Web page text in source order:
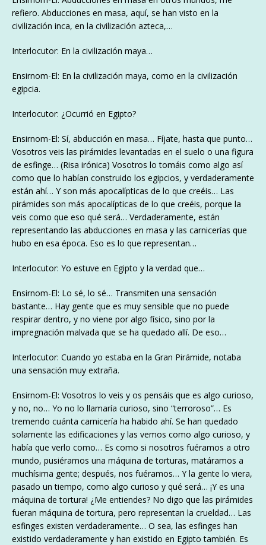
refiero. Abducciones en masa, aquí, se han visto en la
civilización inca, en la civilización azteca,…
Interlocutor: En la civilización maya…
Ensirnom-El: En la civilización maya, como en la civilización
egipcia.
Interlocutor: ¿Ocurrió en Egipto?
Ensirnom-El: Sí, abducción en masa… Fíjate, hasta que punto…
Vosotros veis las pirámides levantadas en el suelo o una figura
de esfinge… (Risa irónica) Vosotros lo tomáis como algo así
como que lo habían construido los egipcios, y verdaderamente
están ahí… Y son más apocalípticas de lo que creéis… Las
pirámides son más apocalípticas de lo que creéis, porque la
veis como que eso qué será… Verdaderamente, están
representando las abducciones en masa y las carnicerías que
hubo en esa época. Eso es lo que representan…
Interlocutor: Yo estuve en Egipto y la verdad que…
Ensirnom-El: Lo sé, lo sé… Transmiten una sensación
bastante… Hay gente que es muy sensible que no puede
respirar dentro, y no viene por algo físico, sino por la
impregnación malvada que se ha quedado allí. De eso…
Interlocutor: Cuando yo estaba en la Gran Pirámide, notaba
una sensación muy extraña.
Ensirnom-El: Vosotros lo veis y os pensáis que es algo curioso,
y no, no… Yo no lo llamaría curioso, sino “terroroso”… Es
tremendo cuánta carnicería ha habido ahí. Se han quedado
solamente las edificaciones y las vemos como algo curioso, y
había que verlo como… Es como si nosotros fuéramos a otro
mundo, pusiéramos una máquina de torturas, matáramos a
muchísima gente; después, nos fuéramos… Y la gente lo viera,
pasado un tiempo, como algo curioso y qué será… ¡Y es una
máquina de tortura! ¿Me entiendes? No digo que las pirámides
fueran máquina de tortura, pero representan la crueldad… Las
esfinges existen verdaderamente… O sea, las esfinges han
existido verdaderamente y han existido en Egipto también. Es